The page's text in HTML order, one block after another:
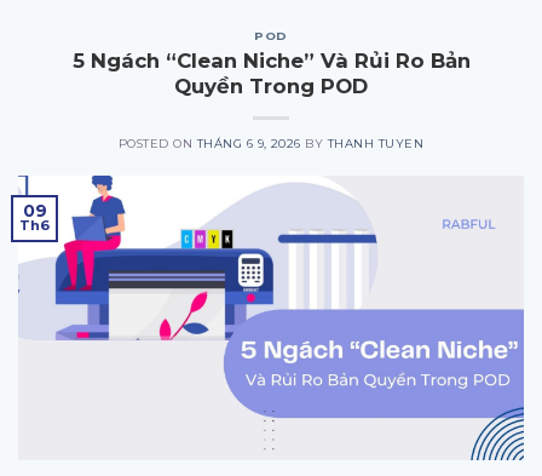
POD
5 Ngách “Clean Niche” Và Rủi Ro Bản
Quyền Trong POD
POSTED ONTHÁNG 6 9, 2026 BYTHANH TUYEN
09
Th6